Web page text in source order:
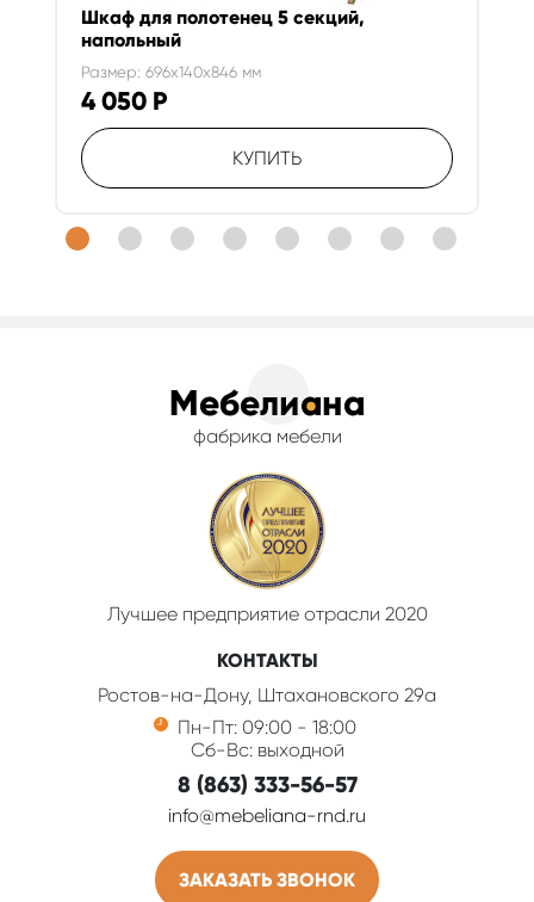
Шкаф для полотенец 5 секций,
напольный
Размер: 696x140x846 мм
4 050 Р
КУПИТЬ
фабрика мебели
Лучшее предприятие отрасли 2020
КОНТАКТЫ
Ростов-на-Дону, Штахановского 29а
Пн-Пт: 09:00 - 18:00
Сб-Вс: выходной
8 (863) 333-56-57
info@mebeliana-rnd.ru
ЗАКАЗАТЬ ЗВОНОК